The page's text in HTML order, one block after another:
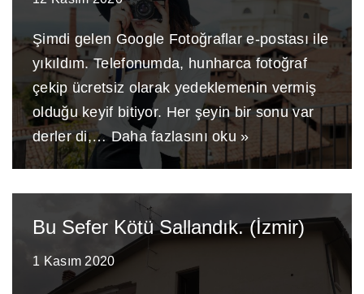
Şimdi gelen Google Fotoğraflar e-postası ile
yıkıldım. Telefonumda, hunharca fotoğraf
çekip ücretsiz olarak yedeklemenin vermiş
olduğu keyif bitiyor. Her şeyin bir sonu var
derler di,…Daha fazlasını oku »
Bu Sefer Kötü Sallandık. (İzmir)
1 Kasım 2020